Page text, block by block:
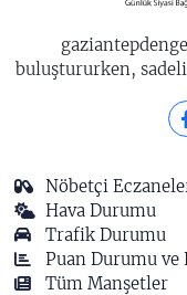
buluştururken,
Nöbetçi
Hava Durumu
Trafik Durumu
Puan Durumu ve
Tüm Manşetler